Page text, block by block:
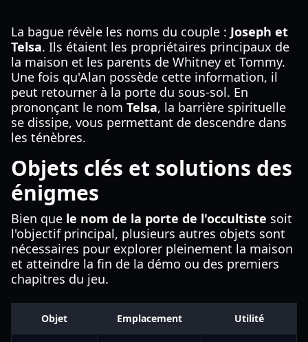
La bague révèle les noms du couple : Joseph et
Telsa. Ils étaient les propriétaires principaux de
la maison et les parents de Whitney et Tommy.
Une fois qu'Alan possède cette information, il
peut retourner à la porte du sous-sol. En
prononçant le nom Telsa, la barrière spirituelle
se dissipe, vous permettant de descendre dans
les ténèbres.
Objets clés et solutions des
énigmes
Bien que le nom de la porte de l'occultiste soit
l'objectif principal, plusieurs autres objets sont
nécessaires pour explorer pleinement la maison
et atteindre la fin de la démo ou des premiers
chapitres du jeu.
Objet Emplacement Utilité